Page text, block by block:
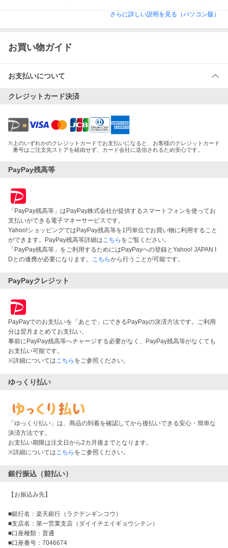
さらに詳しい説明を見る（パソコン版）
お買い物ガイド
お支払いについて
クレジットカード決済
※ 上のいずれかのクレジットカードでお支払いになると、お客様のクレジットカード
番号はご注文先ストアを経由せず、カード会社に送信されるため安心です。
PayPay残高等
「PayPay残高等」はPayPay株式会社が提供するスマートフォンを使ってお
支払いができる電子マネーサービスです。
Yahoo!ショッピングではPayPay残高等を1円単位でお買い物に利用すること
ができます。PayPay残高等詳細は こちら をご覧ください。
「PayPay残高等」をご利用するためにはPayPayへの登録とYahoo! JAPAN I
Dとの連携が必要になります。
こちらから行うことが可能です。
PayPayクレジット
PayPayでのお支払いを「あとで」にできるPayPayの決済方法です。ご利用
分は翌月まとめてお支払い。
事前にPayPay残高等へチャージする必要がなく、PayPay残高等がなくても
お支払い可能です。
※詳細については こちら をご参照ください。
ゆっくり払い
「ゆっくり払い」は、商品の到着を確認してから後払いできる安心・簡単な
決済方法です。
お支払い期限は注文日から2カ月後までとなります。
※詳細については こちら をご参照ください。
銀行振込（前払い）
【お振込み先】
■銀行名：楽天銀行（ラクテンギンコウ）
■支店名：第一営業支店（ダイイチエイギョウシテン）
■口座種類：普通
■口座番号：7046674